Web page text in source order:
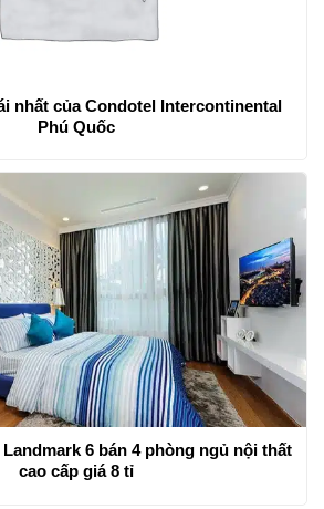
nhất của Condotel Intercontinental
Phú Quốc
6 bán 4 phòng ngủ nội thất
cao cấp giá 8 tỉ